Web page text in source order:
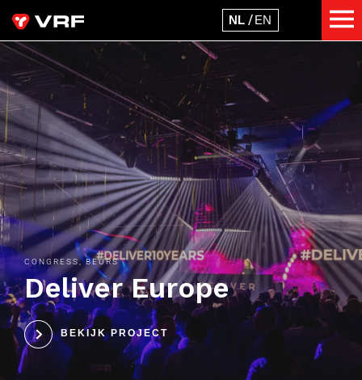
CONGRESS, BEURS
Deliver Europe
BEKIJK PROJECT